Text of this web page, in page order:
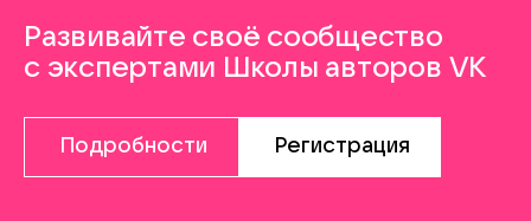
Развивайте своё сообщество
с экспертами Школы авторов VK
Подробности Регистрация